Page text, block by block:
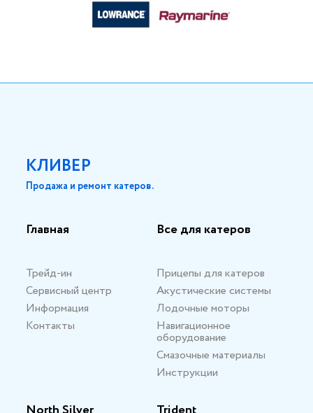
КЛИВЕР
Продажа и ремонт катеров.
Главная
Трейд-ин
Сервисный центр
Информация
Контакты
Все для катеров
Прицепы для катеров
Акустические системы
Лодочные моторы
Навигационное
оборудование
Смазочные материалы
Инструкции